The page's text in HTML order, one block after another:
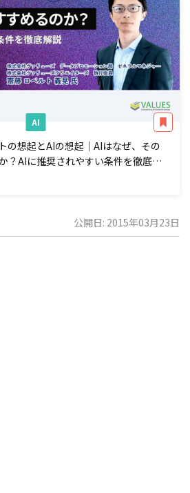
AI
の想起とAIの想起｜AIはなぜ、その
？AIに推奨されやすい条件を徹底解
公開日: 2015年03月23日